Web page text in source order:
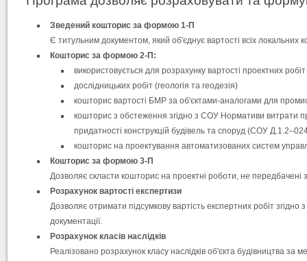
Зведений кошторис за формою 1-П
Є титульним документом, який об'єднує вартості всіх локальних
Кошторис за формою 2-П:
використовується для розрахунку вартості проектних
дослідницьких робіт (геологія та геодезія)
кошторис вартості БМР за об'єктами-аналогами для
кошторис з обстеження згідно з СОУ Нормативи витрати
придатності конструкцій будівель та споруд (СОУ
кошторис на проектування автоматизованих систем
Кошторис за формою 3-П
Дозволяє скласти кошторис на проектні роботи, не передбачені
Розрахунок вартості експертизи
Дозволяє отримати підсумкову вартість експертних робіт
документації.
Розрахунок класів наслідків
Реалізовано розрахунок класу наслідків об'єкта будівництва